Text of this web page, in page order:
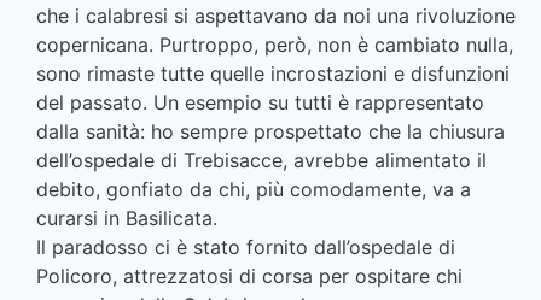
che i calabresi si aspettavano da noi una rivoluzione
copernicana. Purtroppo, però, non è cambiato nulla,
sono rimaste tutte quelle incrostazioni e disfunzioni
del passato. Un esempio su tutti è rappresentato
dalla sanità: ho sempre prospettato che la chiusura
dell’ospedale di Trebisacce, avrebbe alimentato il
debito, gonfiato da chi, più comodamente, va a
curarsi in Basilicata.
Il paradosso ci è stato fornito dall’ospedale di
Policoro, attrezzatosi di corsa per ospitare chi